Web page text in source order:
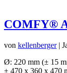
COMFY®
von kellenberger|
Ø: 220 mm (± 15
± 470 x 360 x 470